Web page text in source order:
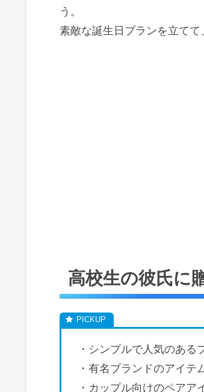
う。
素敵な誕生日プランを立てて
高校生の彼氏に
・シンプルで人気のある
・有名ブランドのアイテ
・カップル向けのペアア